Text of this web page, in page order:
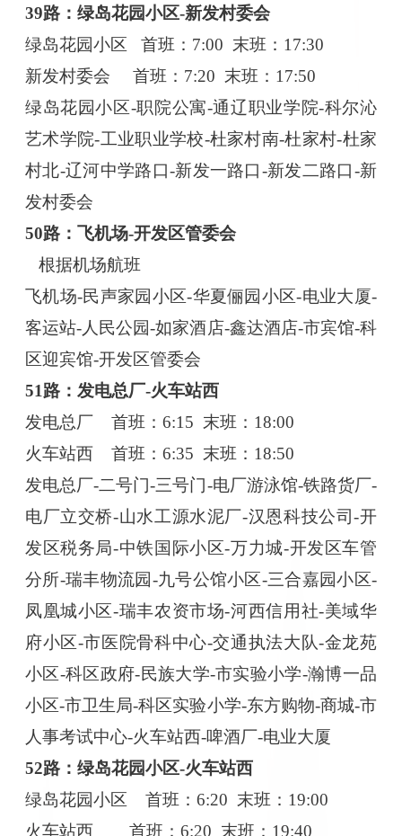
39路：绿岛花园小区-新发村委会
绿岛花园小区
首班： 7:00 末班：17:30
新发村委会
首班： 7:20 末班：17:50
绿岛花园小区-职院公寓-通辽职业学院-科尔沁
艺术学院-工业职业学校-杜家村南-杜家村-杜家
村北-辽河中学路口-新发一路口-新发二路口-新
发村委会
50路：飞机场-开发区管委会
根据机场航班
飞机场-民声家园小区-华夏俪园小区-电业大厦-
客运站-人民公园-如家酒店-鑫达酒店-市宾馆-科
区迎宾馆-开发区管委会
51路：发电总厂-火车站西
发电总厂
首班： 6:15 末班：18:00
火车站西
首班： 6:35 末班：18:50
发电总厂-二号门-三号门-电厂游泳馆-铁路货厂-
电厂立交桥-山水工源水泥厂-汉恩科技公司-开
发区税务局-中铁国际小区-万力城-开发区车管
分所-瑞丰物流园-九号公馆小区-三合嘉园小区-
凤凰城小区-瑞丰农资市场-河西信用社-美域华
府小区-市医院骨科中心-交通执法大队-金龙苑
小区-科区政府-民族大学-市实验小学-瀚博一品
小区-市卫生局-科区实验小学-东方购物-商城-市
人事考试中心-火车站西-啤酒厂-电业大厦
52路：绿岛花园小区-火车站西
绿岛花园小区
首班： 6:20 末班：19:00
火车站西
首班： 6:20 末班：19:40